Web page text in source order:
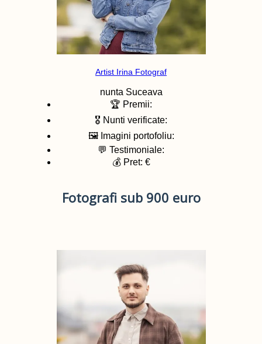
Artist Irina Fotograf
nunta Suceava
🏆 Premii:
🎖️ Nunti verificate:
🖼️ Imagini portofoliu:
💬 Testimoniale:
💰 Pret: €
Fotografi sub 900 euro